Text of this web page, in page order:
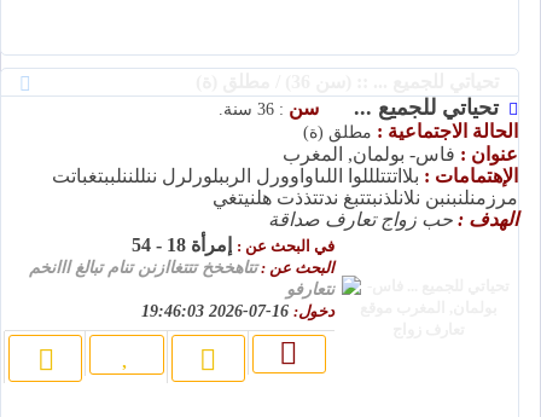
تحياتي للجميع ... سن : 36 سنة.
الحالة الاجتماعية : مطلق (ة)
عنوان : فاس- بولمان, المغرب
الإهتمامات : بلااتتتلللوا اللىاواوورل الرببلورلرل ننللننلببتغباتت
مرزمنلنبنبن نلانلذنبتتبغ ندتتذذت هلنيتغي
الهدف : حب زواج تعارف صداقة
في البحث عن : إمرأة 18 - 54
البحث عن :تتاهخخخ تتتغاازنن تنام تبالغ ااانخم
نتعارفو
دخول: